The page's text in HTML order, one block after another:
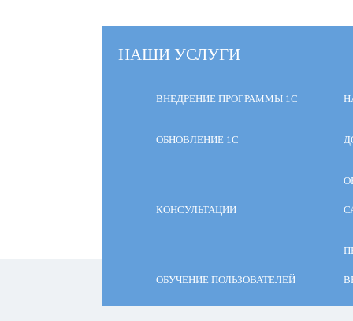
НАШИ УСЛУГИ
ВНЕДРЕНИЕ ПРОГРАММЫ 1С
ОБНОВЛЕНИЕ 1С
КОНСУЛЬТАЦИИ
ОБУЧЕНИЕ ПОЛЬЗОВАТЕЛЕЙ